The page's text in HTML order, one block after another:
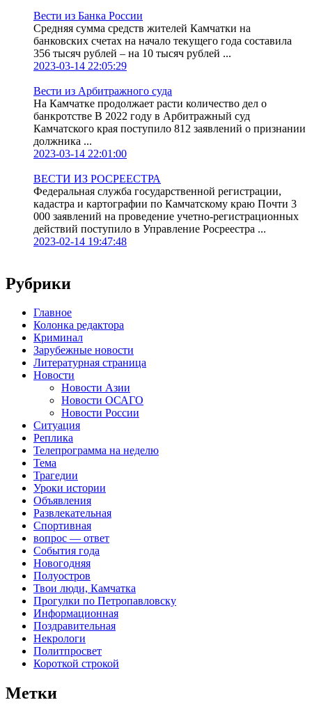
Вести из Банка России
Средняя сумма средств жителей Камчатки на
банковских счетах на начало текущего года составила
356 тысяч рублей – на 10 тысяч рублей ...
2023-03-14 22:05:29
Вести из Арбитражного суда
На Камчатке продолжает расти количество дел о
банкротстве В 2022 году в Арбитражный суд
Камчатского края поступило 812 заявлений о признании
должника ...
2023-03-14 22:01:00
ВЕСТИ ИЗ РОСРЕЕСТРА
Федеральная служба государственной регистрации,
кадастра и картографии по Камчатскому краю Почти 3
000 заявлений на проведение учетно-регистрационных
действий поступило в Управление Росреестра ...
2023-02-14 19:47:48
Рубрики
Главное
Колонка редактора
Криминал
Зарубежные новости
Литературная страница
Новости
Новости Азии
Новости ОСАГО
Новости России
Ситуация
Реплика
Телепрограмма на неделю
Тема
Трагедии
Уроки истории
Объявления
Развлекательная
Спортивная
вопрос — ответ
События года
Новогодняя
Полуостров
Твои люди, Камчатка
Прогулки по Петропавловску
Информационная
Поздравительная
Некрологи
Политпросвет
Короткой строкой
Метки